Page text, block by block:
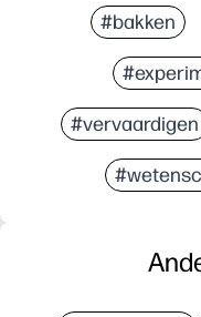
#bakken
#vervaardigen